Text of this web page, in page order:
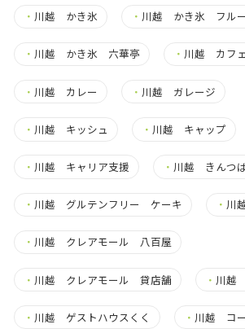
・ 川越 かき氷 ・ 川越 かき氷 フル
・ 川越 かき氷 六華亭 ・ 川越 カフ
・ 川越 カレー ・ 川越 ガレージ
・ 川越 キッシュ ・ 川越 キャップ
・ 川越 キャリア支援 ・ 川越 きんつ
・ 川越 グルテンフリー ケーキ ・ 川
・ 川越 クレアモール 八百屋
・ 川越 クレアモール 貸店舗 ・ 川越
・ 川越 ゲストハウスくく ・ 川越 コ